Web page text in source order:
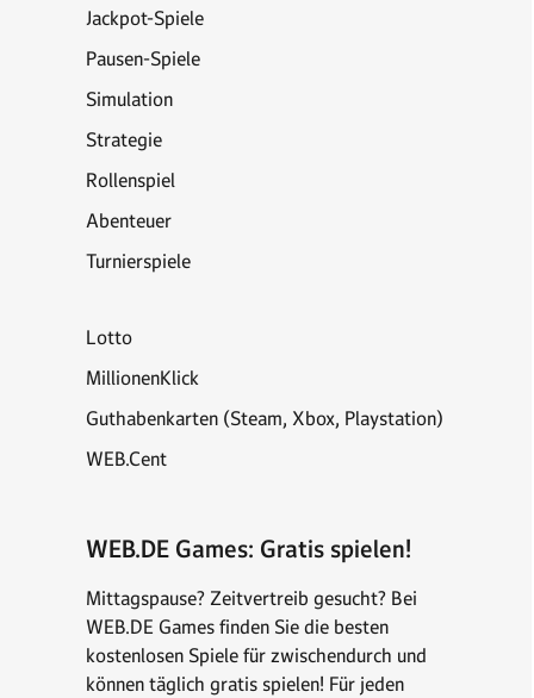
Jackpot-Spiele
Pausen-Spiele
Simulation
Strategie
Rollenspiel
Abenteuer
Turnierspiele
Lotto
MillionenKlick
Guthabenkarten (Steam, Xbox, Playstation)
WEB.Cent
WEB.DE Games: Gratis spielen!
Mittagspause? Zeitvertreib gesucht? Bei
WEB.DE Games finden Sie die besten
kostenlosen Spiele für zwischendurch und
können täglich gratis spielen! Für jeden